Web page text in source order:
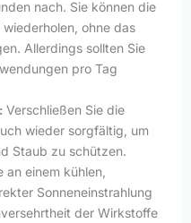
nach. Sie können die
ohne das
Allerdings sollten Sie
pro Tag
Verschließen Sie die
wieder sorgfältig, um
Staub zu schützen.
an einem kühlen,
Sonneneinstrahlung
der Wirkstoffe